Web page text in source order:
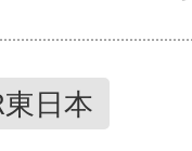
東日本